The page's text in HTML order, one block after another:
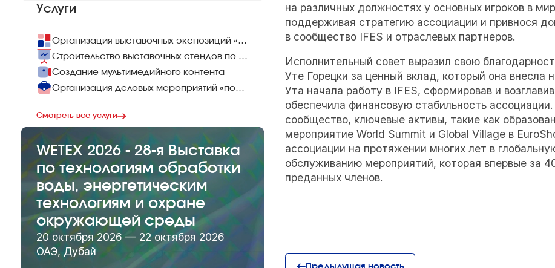
Услуги
Организация выставочных экспозиций «под ключ»
Строительство выставочных стендов по всему миру
Создание мультимедийного контента
Организация деловых мероприятий «под ключ»
Смотреть все услуги
WETEX 2026 - 28-я Выставка
по технологиям обработки
воды, энергетическим
технологиям и охране
окружающей среды
20 октября 2026 — 22 октября 2026
ОАЭ, Дубай
на различных должностях у основных игроков в
поддерживая стратегию ассоциации и привнося
в сообщество IFES и отраслевых партнеров.
Исполнительный совет выразил свою
Уте Горецки за ценный вклад, который она внесла
Ута начала работу в IFES, сформировав и
обеспечила финансовую стабильность
сообщество, ключевые активы, такие как
мероприятие World Summit и Global Village в
ассоциации на протяжении многих лет в
обслуживанию мероприятий, которая впервые за
преданных членов.